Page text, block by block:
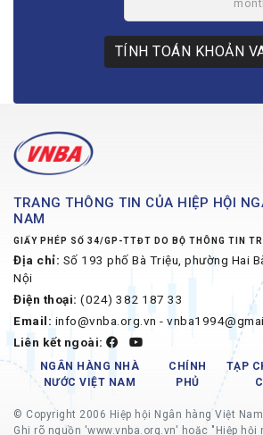
TÍNH TOÁN KHOẢN
TRANG THÔNG TIN CỦA HIỆP HỘI
NAM
GIẤY PHÉP SỐ 34/GP-TTĐT DO BỘ THÔNG TIN
Địa chỉ: Số 193 phố Bà Triệu, phường Hai
Nội
Điện thoại: (024) 382 187 33
Email: info@vnba.org.vn -
Liên kết ngoài:
NGÂN HÀNG NHÀ
NƯỚC VIỆT NAM
CHÍNH
PHỦ
TẠP
© Copyright 2006 Hiệp hội Ngân hàng Việt
Ghi rõ nguồn 'www.vnba.org.vn' hoặc "Hiệp hội